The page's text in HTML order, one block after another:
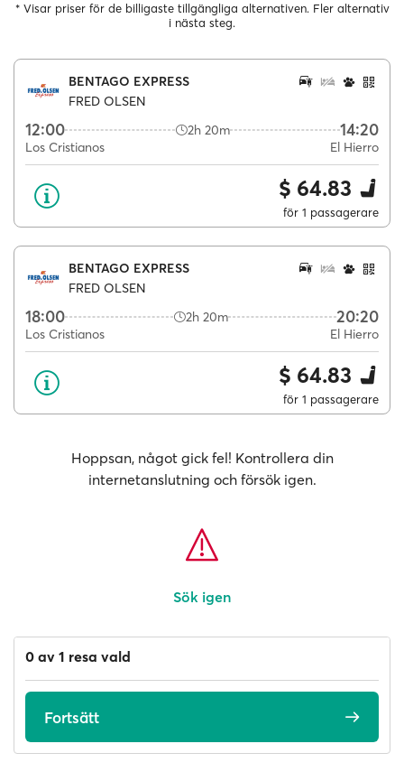
* Visar priser för de billigaste tillgängliga alternativen. Fler alternativ
i nästa steg.
BENTAGO EXPRESS
FRED OLSEN
12:00 2h 20m 14:20
Los Cristianos El Hierro
$ 64.83
för 1 passagerare
BENTAGO EXPRESS
FRED OLSEN
18:00 2h 20m 20:20
Los Cristianos El Hierro
$ 64.83
för 1 passagerare
Hoppsan, något gick fel! Kontrollera din
internetanslutning och försök igen.
Sök igen
0 av 1 resa vald
Fortsätt